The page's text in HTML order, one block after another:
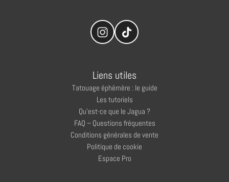
Liens utiles
Tatouage éphémère : le guide
Les tutoriels
Qu’est-ce que le Jagua ?
FAQ – Questions fréquentes
Conditions générales de vente
Politique de cookie
Espace Pro